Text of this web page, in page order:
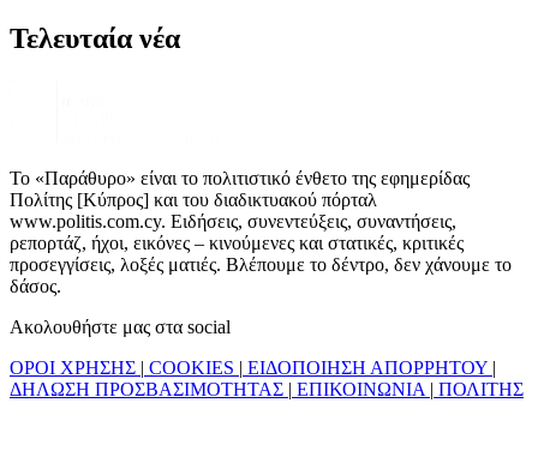
Τελευταία νέα
Το «Παράθυρο» είναι το πολιτιστικό ένθετο της εφημερίδας
Πολίτης [Κύπρος] και του διαδικτυακού πόρταλ
www.politis.com.cy. Ειδήσεις, συνεντεύξεις, συναντήσεις,
ρεπορτάζ, ήχοι, εικόνες – κινούμενες και στατικές, κριτικές
προσεγγίσεις, λοξές ματιές. Βλέπουμε το δέντρο, δεν χάνουμε το
δάσος.
Ακολουθήστε μας στα social
ΟΡΟΙ ΧΡΗΣΗΣ | COOKIES | ΕΙΔΟΠΟΙΗΣΗ ΑΠΟΡΡΗΤΟΥ |
ΔΗΛΩΣΗ ΠΡΟΣΒΑΣΙΜΟΤΗΤΑΣ | ΕΠΙΚΟΙΝΩΝΙΑ | ΠΟΛΙΤΗΣ